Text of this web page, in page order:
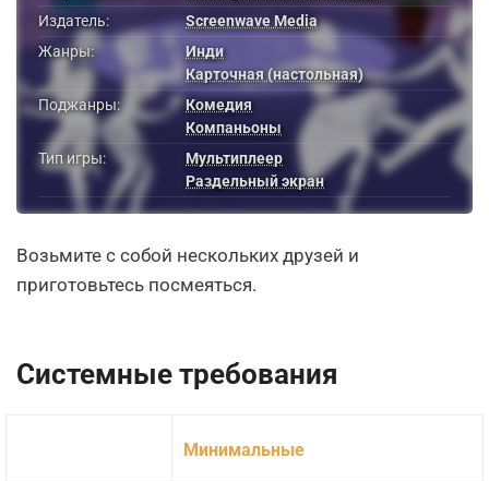
Издатель:
Screenwave Media
Жанры:
Инди
Карточная (настольная)
Поджанры:
Комедия
Компаньоны
Тип игры:
Мультиплеер
Раздельный экран
Возьмите с собой нескольких друзей и
приготовьтесь посмеяться.
Системные требования
Минимальные